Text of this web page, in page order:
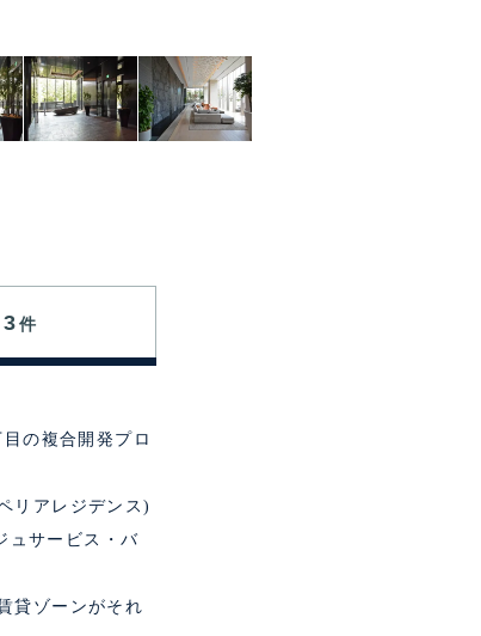
3件
の複合開発プロ
リアレジデンス)
ュサービス・バ
貸ゾーンがそれ